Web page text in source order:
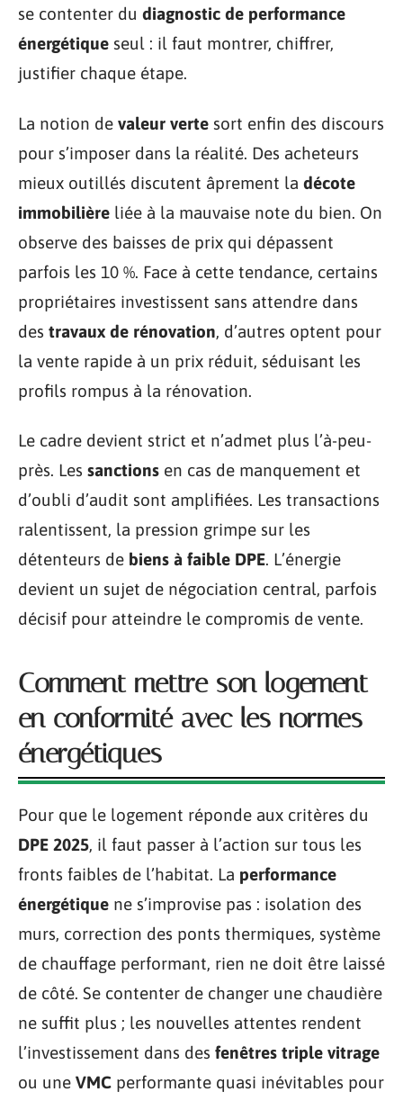
se contenter du diagnostic de performance
énergétique seul : il faut montrer, chiffrer,
justifier chaque étape.
La notion de valeur verte sort enfin des discours
pour s’imposer dans la réalité. Des acheteurs
mieux outillés discutent âprement la décote
immobilière liée à la mauvaise note du bien. On
observe des baisses de prix qui dépassent
parfois les 10 %. Face à cette tendance, certains
propriétaires investissent sans attendre dans
des travaux de rénovation, d’autres optent pour
la vente rapide à un prix réduit, séduisant les
profils rompus à la rénovation.
Le cadre devient strict et n’admet plus l’à-peu-
près. Les sanctions en cas de manquement et
d’oubli d’audit sont amplifiées. Les transactions
ralentissent, la pression grimpe sur les
détenteurs de biens à faible DPE. L’énergie
devient un sujet de négociation central, parfois
décisif pour atteindre le compromis de vente.
Comment mettre son logement
en conformité avec les normes
énergétiques
Pour que le logement réponde aux critères du
DPE 2025, il faut passer à l’action sur tous les
fronts faibles de l’habitat. La performance
énergétique ne s’improvise pas : isolation des
murs, correction des ponts thermiques, système
de chauffage performant, rien ne doit être laissé
de côté. Se contenter de changer une chaudière
ne suffit plus ; les nouvelles attentes rendent
l’investissement dans des fenêtres triple vitrage
ou une VMC performante quasi inévitables pour